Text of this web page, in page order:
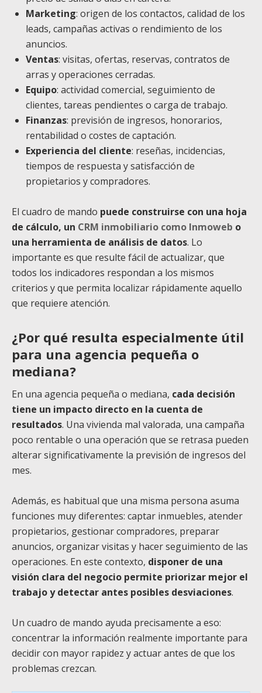
Marketing: origen de los contactos, calidad de los
leads, campañas activas o rendimiento de los
anuncios.
Ventas: visitas, ofertas, reservas, contratos de
arras y operaciones cerradas.
Equipo: actividad comercial, seguimiento de
clientes, tareas pendientes o carga de trabajo.
Finanzas: previsión de ingresos, honorarios,
rentabilidad o costes de captación.
Experiencia del cliente: reseñas, incidencias,
tiempos de respuesta y satisfacción de
propietarios y compradores.
El cuadro de mando puede construirse con una hoja
de cálculo, un CRM inmobiliario como Inmoweb o
una herramienta de análisis de datos. Lo
importante es que resulte fácil de actualizar, que
todos los indicadores respondan a los mismos
criterios y que permita localizar rápidamente aquello
que requiere atención.
¿Por qué resulta especialmente útil
para una agencia pequeña o
mediana?
En una agencia pequeña o mediana, cada decisión
tiene un impacto directo en la cuenta de
resultados. Una vivienda mal valorada, una campaña
poco rentable o una operación que se retrasa pueden
alterar significativamente la previsión de ingresos del
mes.
Además, es habitual que una misma persona asuma
funciones muy diferentes: captar inmuebles, atender
propietarios, gestionar compradores, preparar
anuncios, organizar visitas y hacer seguimiento de las
operaciones. En este contexto, disponer de una
visión clara del negocio permite priorizar mejor el
trabajo y detectar antes posibles desviaciones.
Un cuadro de mando ayuda precisamente a eso:
concentrar la información realmente importante para
decidir con mayor rapidez y actuar antes de que los
problemas crezcan.